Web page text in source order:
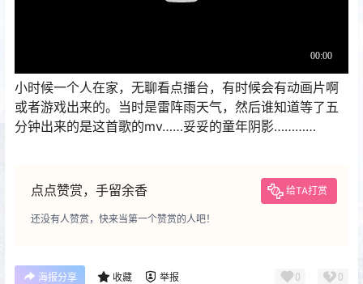
小时候一个人在家，无聊看点播台，有时候会有动画片啊
或者游戏出来的。当时是雷阵雨天气，然后谁知道等了五
分钟出来的是这首歌的mv……妥妥的童年阴影…………
点点赞赏，手留余香 给TA打赏
还没有人赞赏，快来当第一个赞赏的人吧！
海报分享 收藏 举报 0 0